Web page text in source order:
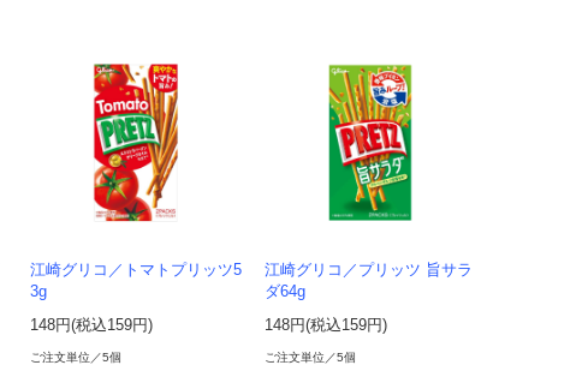
江崎グリコ／トマトプリッツ5
3g
148円(税込159円)
ご注文単位／5個
江崎グリコ／プリッツ 旨サラ
ダ64g
148円(税込159円)
ご注文単位／5個